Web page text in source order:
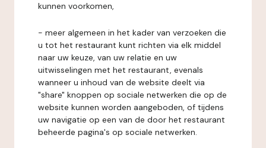
kunnen voorkomen,
- meer algemeen in het kader van verzoeken die
u tot het restaurant kunt richten via elk middel
naar uw keuze, van uw relatie en uw
uitwisselingen met het restaurant, evenals
wanneer u inhoud van de website deelt via
"share" knoppen op sociale netwerken die op de
website kunnen worden aangeboden, of tijdens
uw navigatie op een van de door het restaurant
beheerde pagina's op sociale netwerken.